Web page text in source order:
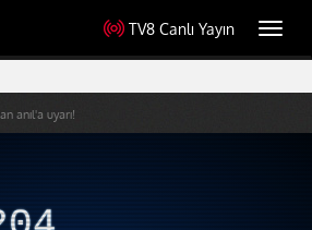
TV8 Canlı Yayın
anıl'a uyarı!